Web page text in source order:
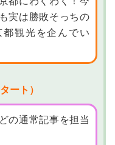
実は勝敗そっちの
観光を企んでい
ート）
の通常記事を担当